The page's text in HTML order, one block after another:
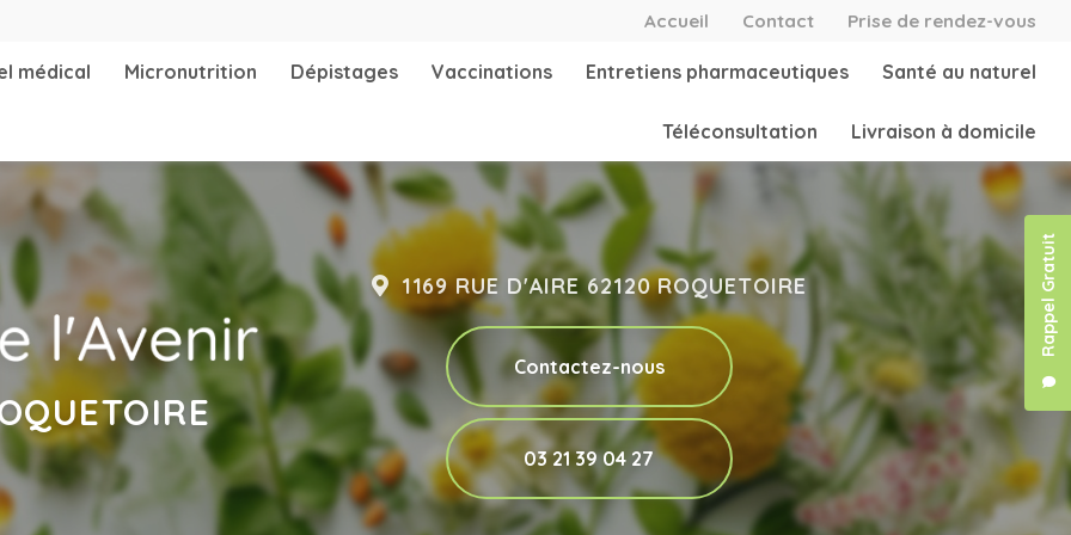
Rappel Gratuit
Accueil Contact Prise de rendez-vous
médical Micronutrition Dépistages Vaccinations Entretiens pharmaceutiques Santé au naturel
Téléconsultation Livraison à domicile
1169 RUE D'AIRE 62120 ROQUETOIRE
Contactez-nous
03 21 39 04 27